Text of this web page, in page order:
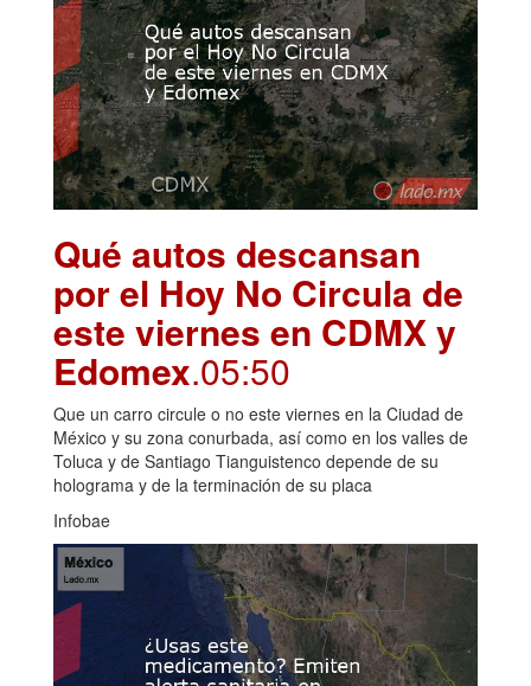
Qué autos descansan
por el Hoy No Circula de
este viernes en CDMX y
Edomex.05:50
Que un carro circule o no este viernes en la Ciudad de
México y su zona conurbada, así como en los valles de
Toluca y de Santiago Tianguistenco depende de su
holograma y de la terminación de su placa
Infobae